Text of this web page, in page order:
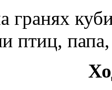
гранях
птиц,